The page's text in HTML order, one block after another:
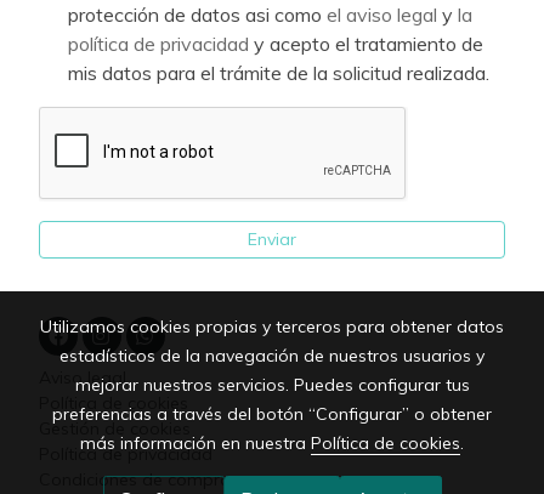
protección de datos asi como el aviso legal y la
política de privacidad y acepto el tratamiento de
mis datos para el trámite de la solicitud realizada.
Enviar
Aviso legal
Gestión de cookies
Política de privacidad
Condiciones de compra
Utilizamos cookies propias y terceros para obtener datos
estadísticos de la navegación de nuestros usuarios y
mejorar nuestros servicios. Puedes configurar tus
preferencias a través del botón “Configurar” o obtener
más información en nuestra Política de cookies.